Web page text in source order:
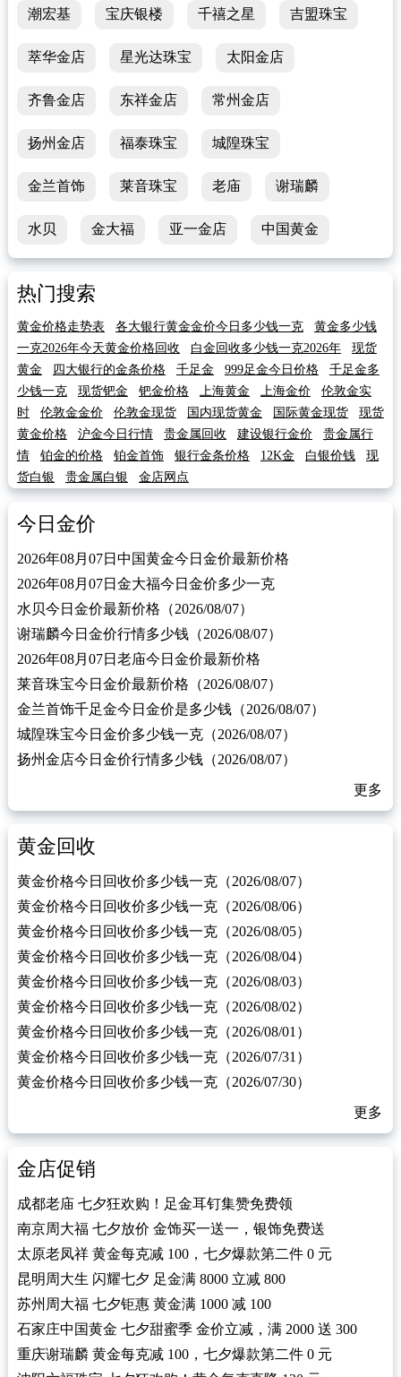
潮宏基 宝庆银楼 千禧之星 吉盟珠宝
萃华金店 星光达珠宝 太阳金店
齐鲁金店 东祥金店 常州金店
扬州金店 福泰珠宝 城隍珠宝
金兰首饰 莱音珠宝 老庙 谢瑞麟
水贝 金大福 亚一金店 中国黄金
热门搜索
黄金价格走势表 各大银行黄金金价今日多少钱一克
黄金多少钱
一克2026年今天黄金价格回收
白金回收多少钱一克2026年
现货
黄金
四大银行的金条价格 千足金 999足金今日价格
千足金多
少钱一克
现货钯金 钯金价格 上海黄金 上海金价
伦敦金实
时
伦敦金金价 伦敦金现货 国内现货黄金 国际黄金现货
现货
黄金价格
沪金今日行情 贵金属回收 建设银行金价
贵金属行
情
铂金的价格 铂金首饰 银行金条价格 12K金 白银价钱
现
货白银
贵金属白银 金店网点
今日金价
2026年08月07日中国黄金今日金价最新价格
2026年08月07日金大福今日金价多少一克
水贝今日金价最新价格（2026/08/07）
谢瑞麟今日金价行情多少钱（2026/08/07）
2026年08月07日老庙今日金价最新价格
莱音珠宝今日金价最新价格（2026/08/07）
金兰首饰千足金今日金价是多少钱（2026/08/07）
城隍珠宝今日金价多少钱一克（2026/08/07）
扬州金店今日金价行情多少钱（2026/08/07）
更多
黄金回收
黄金价格今日回收价多少钱一克（2026/08/07）
黄金价格今日回收价多少钱一克（2026/08/06）
黄金价格今日回收价多少钱一克（2026/08/05）
黄金价格今日回收价多少钱一克（2026/08/04）
黄金价格今日回收价多少钱一克（2026/08/03）
黄金价格今日回收价多少钱一克（2026/08/02）
黄金价格今日回收价多少钱一克（2026/08/01）
黄金价格今日回收价多少钱一克（2026/07/31）
黄金价格今日回收价多少钱一克（2026/07/30）
更多
金店促销
成都老庙 七夕狂欢购！足金耳钉集赞免费领
南京周大福 七夕放价 金饰买一送一，银饰免费送
太原老凤祥 黄金每克减 100，七夕爆款第二件 0 元
昆明周大生 闪耀七夕 足金满 8000 立减 800
苏州周大福 七夕钜惠 黄金满 1000 减 100
石家庄中国黄金 七夕甜蜜季 金价立减，满 2000 送 300
重庆谢瑞麟 黄金每克减 100，七夕爆款第二件 0 元